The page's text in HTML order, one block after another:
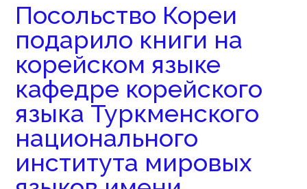
Посольство Кореи
подарило книги на
корейском языке
кафедре корейского
языка Туркменского
национального
института мировых